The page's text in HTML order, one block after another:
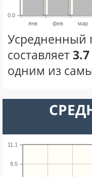
янв фев мар
0.0
Усредненный
составляет
одним из
9.5
11.1